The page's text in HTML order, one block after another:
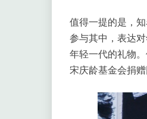
值得一提的是，
参与其中，表达
年轻一代的礼物
宋庆龄基金会捐